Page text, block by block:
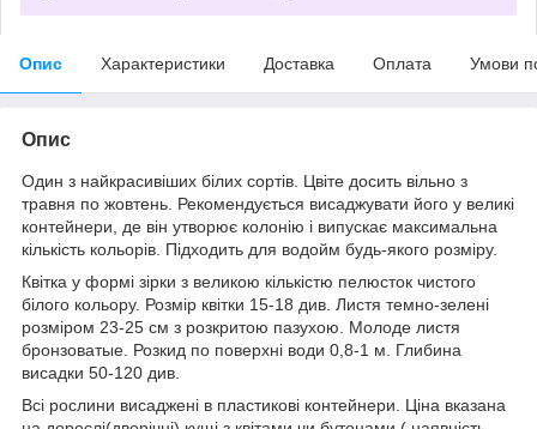
Опис Характеристики Доставка Оплата Умови
Опис
Один з найкрасивіших білих сортів. Цвіте досить вільно з
травня по жовтень. Рекомендується висаджувати його у великі
контейнери, де він утворює колонію і випускає максимальна
кількість кольорів. Підходить для водойм будь-якого розміру.
Квітка у формі зірки з великою кількістю пелюсток чистого
білого кольору. Розмір квітки 15-18 див. Листя темно-зелені
розміром 23-25 см з розкритою пазухою. Молоде листя
бронзоватые. Розкид по поверхні води 0,8-1 м. Глибина
висадки 50-120 див.
Всі рослини висаджені в пластикові контейнери. Ціна вказана